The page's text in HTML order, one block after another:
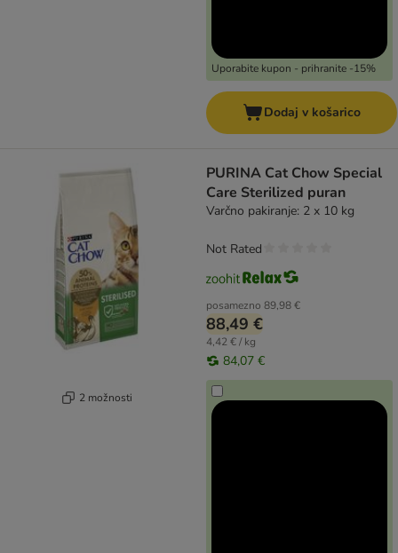
Uporabite kupon - prihranite -15%
Dodaj v košarico
2 možnosti
PURINA Cat Chow Special
Care Sterilized puran
Varčno pakiranje: 2 x 10 kg
posamezno 89,98 €
88,49 €
4,42 € / kg
84,07 €
Not Rated